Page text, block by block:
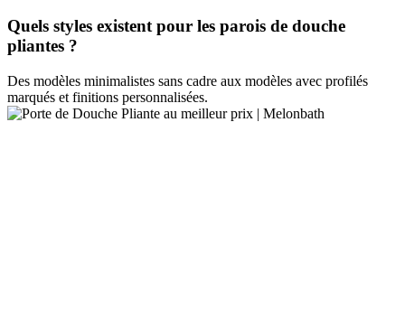
Quels styles existent pour les parois de douche
pliantes ?
Des modèles minimalistes sans cadre aux modèles avec profilés
marqués et finitions personnalisées.